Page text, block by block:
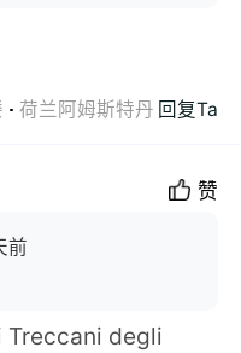
荷兰阿姆斯特丹 回复Ta
赞
前
Treccani degli